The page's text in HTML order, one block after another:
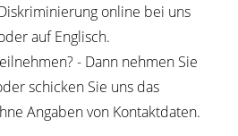
online bei uns
auf Englisch.
- Dann nehmen Sie
schicken Sie uns das
Angaben von Kontaktdaten.